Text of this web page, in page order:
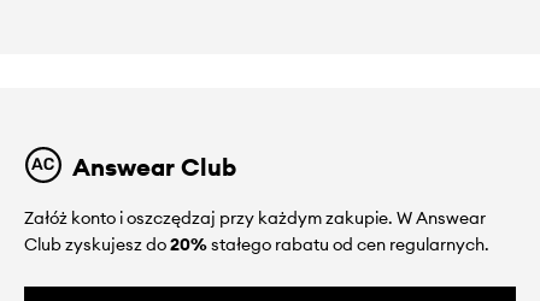
Answear Club
Załóż konto i oszczędzaj przy każdym zakupie. W Answear
Club zyskujesz do20%stałego rabatu od cen regularnych.